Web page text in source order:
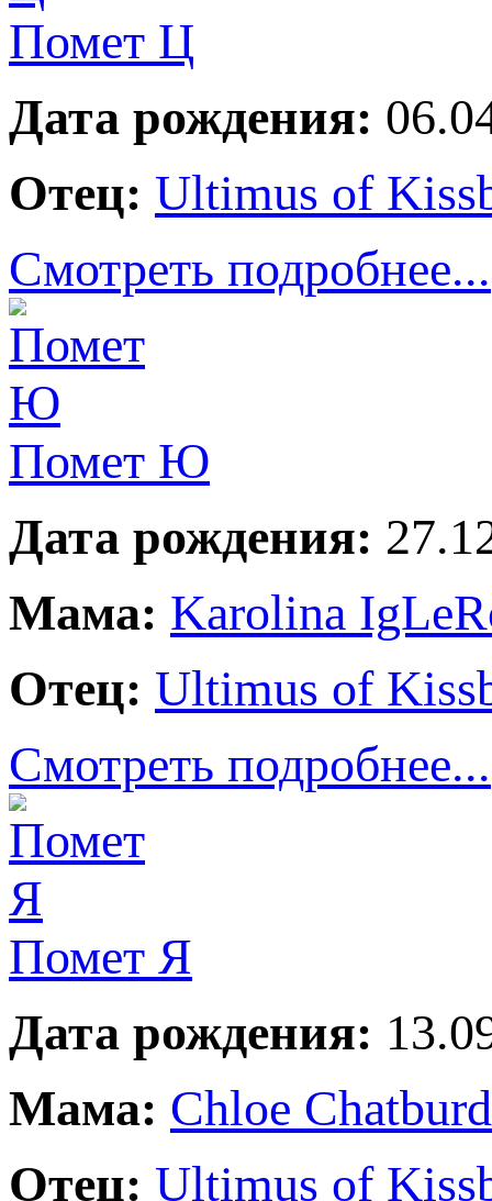
Помет Ц
Дата рождения:
Отец: Ultimus of
Смотреть подробнее...
Помет Ю
Дата рождения:
Мама: Karolina
Отец: Ultimus of
Смотреть подробнее...
Помет Я
Дата рождения:
Мама: Chloe
Отец: Ultimus of